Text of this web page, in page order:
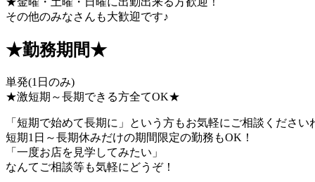
その他のみなさんも大歓迎です♪
★勤務期間★
単発(1日のみ)
★激短期～長期できる方全てOK★
「短期で始めて長期に」という方もお気軽にご相談ください
短期1日～長期休みだけの期間限定の勤務もOK！
「一度お店を見学してみたい」
なんてご相談等も気軽にどうぞ！